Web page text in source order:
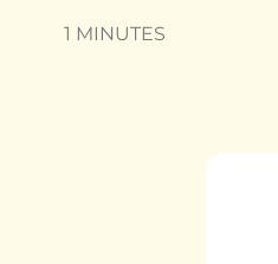
1 MINUTES